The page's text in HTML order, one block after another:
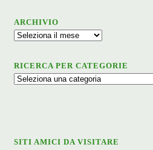
ARCHIVIO
Archivio
RICERCA PER CATEGORIE
Ricerca
SITI AMICI DA VISITARE